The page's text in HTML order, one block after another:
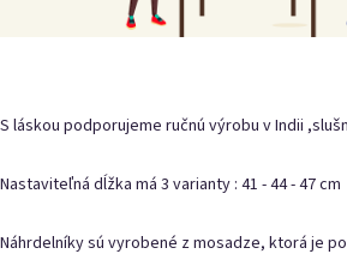
S láskou podporujeme ručnú výrobu v Indii
Nastaviteľná dĺžka má 3 varianty : 41 - 44 - 47 cm
Náhrdelníky sú vyrobené z mosadze, ktorá je